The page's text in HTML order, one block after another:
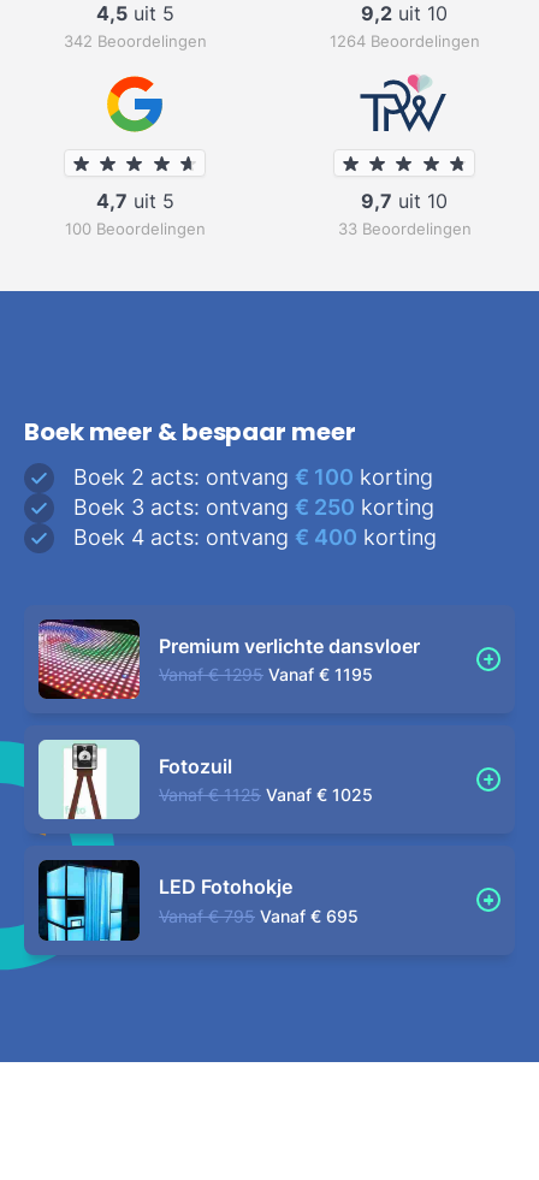
4,5uit 5
342 Beoordelingen
9,2 uit 10
1264 Beoordelingen
4,7 uit 5
100 Beoordelingen
9,7 uit 10
33 Beoordelingen
Boek meer & bespaar meer
Boek 2 acts: ontvang € 100 korting
Boek 3 acts: ontvang € 250 korting
Boek 4 acts: ontvang € 400 korting
Premium verlichte dansvloer
Vanaf € 1295 Vanaf € 1195
Fotozuil
Vanaf € 1125 Vanaf € 1025
LED Fotohokje
Vanaf € 795 Vanaf € 695